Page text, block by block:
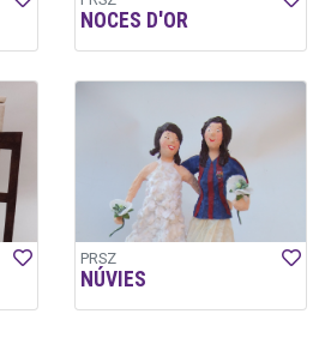
NOCES D'OR
PRSZ
NÚVIES